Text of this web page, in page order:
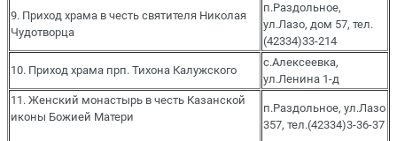
9. Приход храма в честь святителя Николая
Чудотворца
п.Раздольное,
ул.Лазо, дом 57, тел.
(42334)33-214
10. Приход храма прп. Тихона Калужского
с.Алексеевка,
ул.Ленина 1-д
11. Женский монастырь в честь Казанской
иконы Божией Матери
п.Раздольное, ул.Лазо
357, тел.(42334)3-36-37